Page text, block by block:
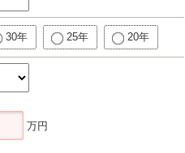
30年 25年 20年
万円